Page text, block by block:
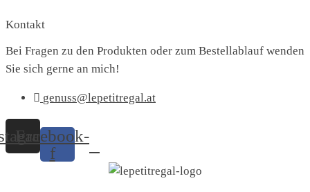
Kontakt
Bei Fragen zu den Produkten oder zum Bestellablauf wenden
Sie sich gerne an mich!
genuss@lepetitregal.at
Facebook-
f